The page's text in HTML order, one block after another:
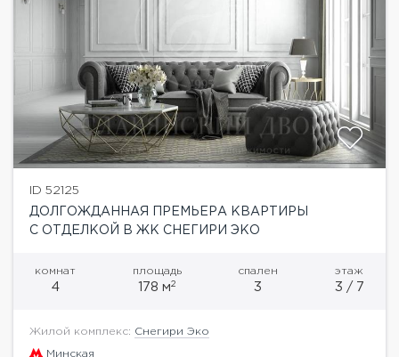
ID 52125
ДОЛГОЖДАННАЯ ПРЕМЬЕРА КВАРТИРЫ
С ОТДЕЛКОЙ В ЖК СНЕГИРИ ЭКО
комнат
4
площадь
178 м2
спален
3
этаж
3 / 7
Жилой комплекс: Снегири Эко
Минская